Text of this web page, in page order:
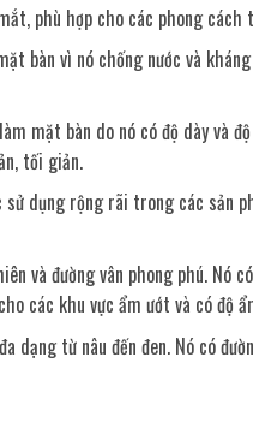
phù hợp cho các phong
bàn vì nó chống nước và
mặt bàn do nó có độ dày và
tối giản.
dụng rộng rãi trong các sản
và đường vân phong phú. Nó
các khu vực ẩm ướt và có độ
dạng từ nâu đến đen. Nó có